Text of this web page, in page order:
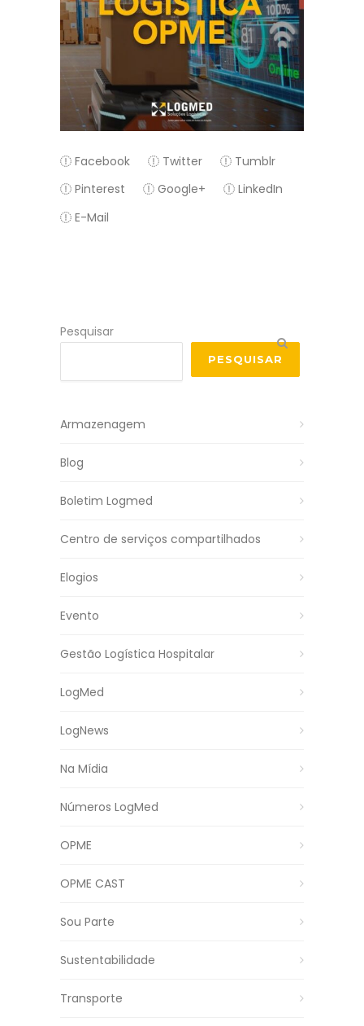
Facebook Twitter
Tumblr
Pinterest
Google+
LinkedIn
E-Mail
Pesquisar
PESQUISAR
Armazenagem
Blog
Boletim Logmed
Centro de serviços compartilhados
Elogios
Evento
Gestão Logística Hospitalar
LogMed
LogNews
Na Mídia
Números LogMed
OPME
OPME CAST
Sou Parte
Sustentabilidade
Transporte